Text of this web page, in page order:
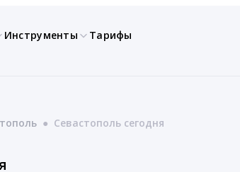
Инструменты Тарифы
● Севастополь сегодня